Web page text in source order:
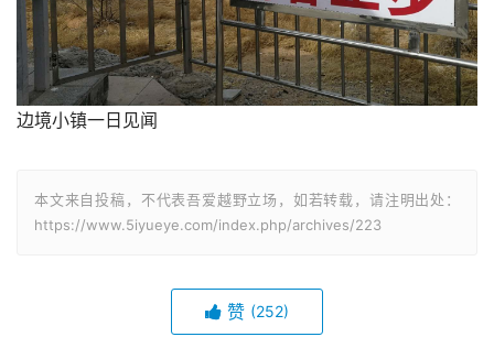
边境小镇一日见闻
本文来自投稿，不代表吾爱越野立场，如若转载，请注明出处：
https://www.5iyueye.com/index.php/archives/223
赞 (252)